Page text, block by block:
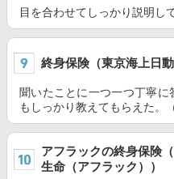
目を合わせてしっかり説明し
終身保険（東京海上日動
聞いたことに一つ一つ丁寧に
もしっかり教えてもらえた。
アフラックの終身保険
生命（アフラック））